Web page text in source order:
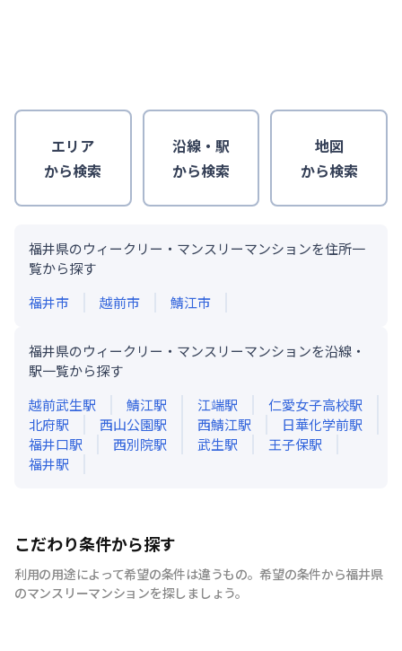
エリア
から検索
沿線・駅
から検索
地図
から検索
福井県のウィークリー・マンスリーマンションを住所一
覧から探す
福井市
越前市 鯖江市
福井県のウィークリー・マンスリーマンションを沿線・
駅一覧から探す
越前武生駅 鯖江駅 江端駅 仁愛女子高校駅
北府駅 西山公園駅 西鯖江駅 日華化学前駅
福井口駅 西別院駅 武生駅 王子保駅
福井駅
こだわり条件から探す
利用の用途によって希望の条件は違うもの。希望の条件から福井県
のマンスリーマンションを探しましょう。